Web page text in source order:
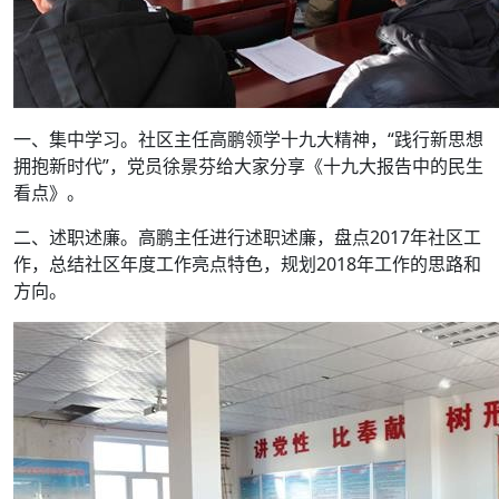
一、集中学习。社区主任高鹏领学十九大精神，“践行新思想
拥抱新时代”，党员徐景芬给大家分享《十九大报告中的民生
看点》。
二、述职述廉。高鹏主任进行述职述廉，盘点2017年社区工
作，总结社区年度工作亮点特色，规划2018年工作的思路和
方向。